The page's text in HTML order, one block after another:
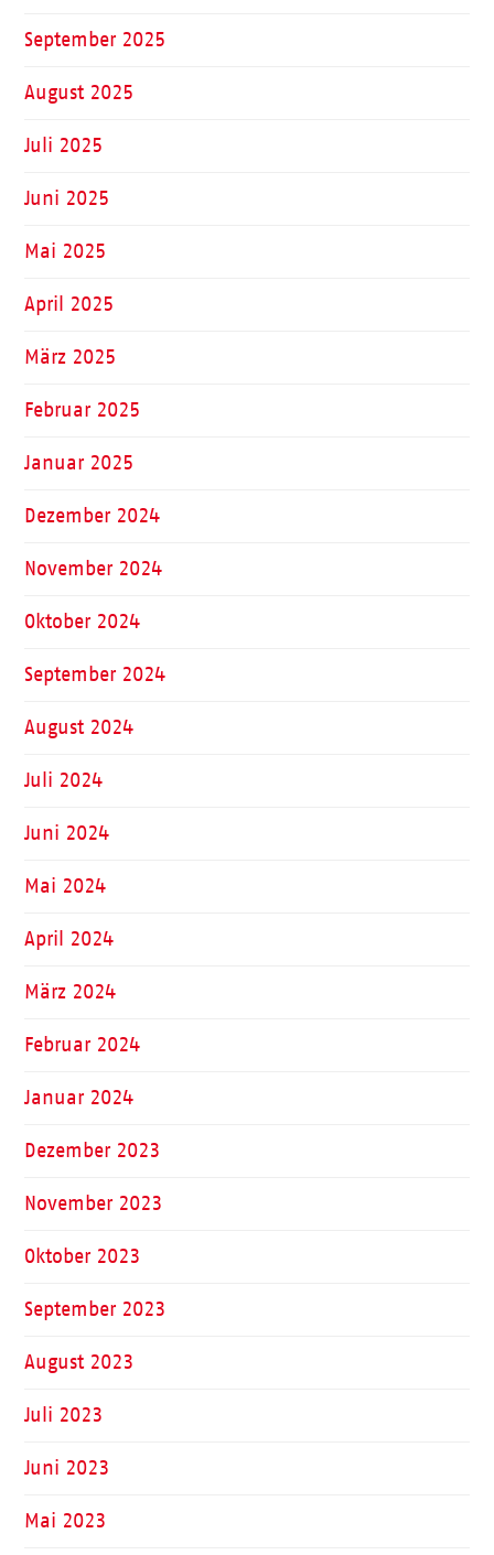
September 2025
August 2025
Juli 2025
Juni 2025
Mai 2025
April 2025
März 2025
Februar 2025
Januar 2025
Dezember 2024
November 2024
Oktober 2024
September 2024
August 2024
Juli 2024
Juni 2024
Mai 2024
April 2024
März 2024
Februar 2024
Januar 2024
Dezember 2023
November 2023
Oktober 2023
September 2023
August 2023
Juli 2023
Juni 2023
Mai 2023